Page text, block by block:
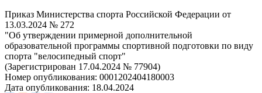
Приказ Министерства спорта Российской Федерации от
13.03.2024 № 272
"Об утверждении примерной дополнительной
образовательной программы спортивной подготовки по виду
спорта "велосипедный спорт"
(Зарегистрирован 17.04.2024 № 77904)
Номер опубликования: 0001202404180003
Дата опубликования: 18.04.2024